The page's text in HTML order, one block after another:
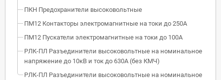
ПКН Предохранители высоковольтные
ПМ12 Контакторы электромагнитные на токи до 250А
ПМ12 Пускатели электромагнитные на токи до 100А
РЛК-ПЛ Разъединители высоковольтные на номинальное
напряжение до 10кВ и ток до 630А (без КМЧ)
РЛК-ПЛ Разъединители высоковольтные на номинальное